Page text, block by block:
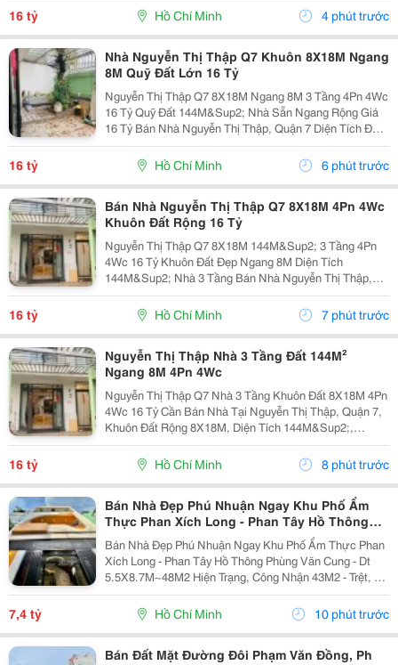
Năng 4 Phòng Ngủ &Ndash; 4 Toilet. Thông Tin Đất...
16 tỷ Hồ Chí Minh 4 phút trước
Nhà Nguyễn Thị Thập Q7 Khuôn 8X18M Ngang
8M Quỹ Đất Lớn 16 Tỷ
Nguyễn Thị Thập Q7 8X18M Ngang 8M 3 Tầng 4Pn 4Wc
16 Tỷ Quỹ Đất 144M&Sup2; Nhà Sẵn Ngang Rộng Giá
16 Tỷ Bán Nhà Nguyễn Thị Thập, Quận 7 Diện Tích Đất
8X18M = 144M&Sup2; Kết Cấu 3 Tầng 4 Phòng Ngủ 4
Toilet. Thông Tin Nổi Bật Khuôn Đất 8X18M...
16 tỷ Hồ Chí Minh 6 phút trước
Bán Nhà Nguyễn Thị Thập Q7 8X18M 4Pn 4Wc
Khuôn Đất Rộng 16 Tỷ
Nguyễn Thị Thập Q7 8X18M 144M&Sup2; 3 Tầng 4Pn
4Wc 16 Tỷ Khuôn Đất Đẹp Ngang 8M Diện Tích
144M&Sup2; Nhà 3 Tầng Bán Nhà Nguyễn Thị Thập,
Quận 7 Diện Tích 8X18M Tổng 144M&Sup2; Kết Cấu 3
Tầng Công Năng 4 Phòng Ngủ &Ndash; 4 Toilet. Điểm
Nổi Bật...
16 tỷ Hồ Chí Minh 7 phút trước
Nguyễn Thị Thập Nhà 3 Tầng Đất 144M²
Ngang 8M 4Pn 4Wc
Nguyễn Thị Thập Q7 Nhà 3 Tầng Khuôn Đất 8X18M 4Pn
4Wc 16 Tỷ Cần Bán Nhà Tại Nguyễn Thị Thập, Quận 7,
Khuôn Đất Rộng 8X18M, Diện Tích 144M&Sup2;,
Ngang 8M. Nhà Xây 3 Tầng, Công Năng Gồm 4 Phòng
Ngủ Và 4 Toilet, Phù Hợp Gia Đình Cần Không Gian
Rộng...
16 tỷ Hồ Chí Minh 8 phút trước
Bán Nhà Đẹp Phú Nhuận Ngay Khu Phố Ẩm
Thực Phan Xích Long - Phan Tây Hồ Thông
Phùng Văn Cung
Bán Nhà Đẹp Phú Nhuận Ngay Khu Phố Ẩm Thực Phan
Xích Long - Phan Tây Hồ Thông Phùng Văn Cung - Dt
5.5X8.7M~48M2 Hiện Trạng, Công Nhận 43M2 - Trệt, 2
Lầu, 4Pn, 4Wc - Hẻm 3M, Cách 30M Ra Hẻm Xe Hơi Giá
7.4 Tỷ Thương Lượng Lh Vân 0334147686 Gặp Chủ...
7,4 tỷ Hồ Chí Minh 10 phút trước
Bán Đất Mặt Đường Đôi Phạm Văn Đồng, Ph